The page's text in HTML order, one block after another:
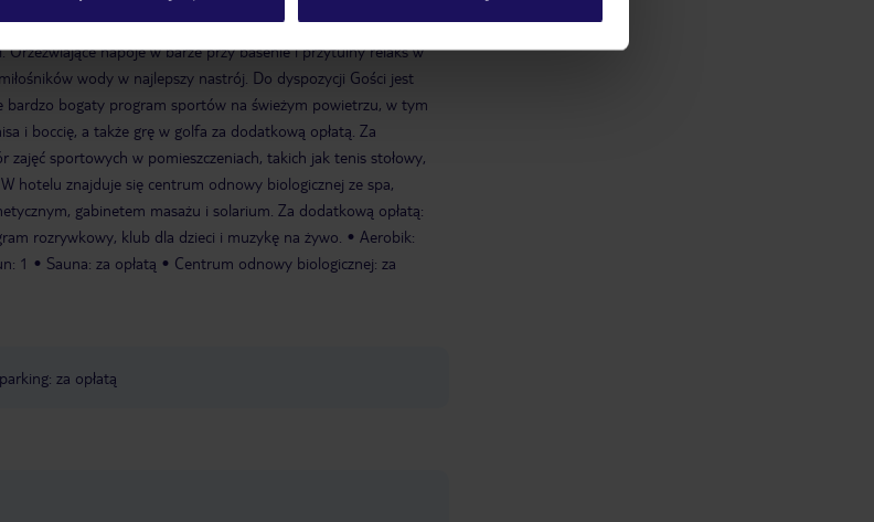
z częściowo podgrzewanymi basenami wewnętrznymi i
napoje w barze przy basenie i przytulny relaks w
wody w najlepszy nastrój. Do dyspozycji Gości jest
bardzo bogaty program sportów na świeżym powietrzu, w tym
i boccię, a także grę w golfa za dodatkową opłatą. Za
sportowych w pomieszczeniach, takich jak tenis stołowy,
hotelu znajduje się centrum odnowy biologicznej ze spa,
gabinetem masażu i solarium. Za dodatkową opłatą:
rozrywkowy, klub dla dzieci i muzykę na żywo.
Aerobik:
1 Sauna: za opłatą
Centrum odnowy biologicznej: za
parking: za opłatą